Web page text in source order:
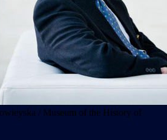
/ Museum of the History of